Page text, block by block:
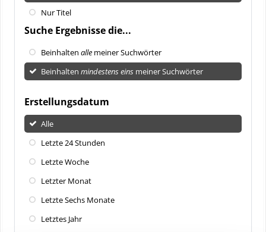
Nur Titel
Suche Ergebnisse die...
Beinhalten alle meiner Suchwörter
Beinhalten mindestens eins meiner Suchwörter
Erstellungsdatum
Alle
Letzte 24 Stunden
Letzte Woche
Letzter Monat
Letzte Sechs Monate
Letztes Jahr